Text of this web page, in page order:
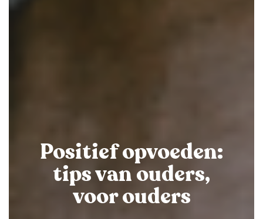
Positief opvoeden:
tips van ouders,
voor ouders